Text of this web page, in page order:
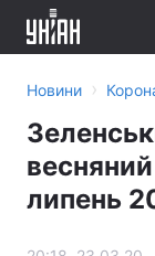
Новини ›
липень